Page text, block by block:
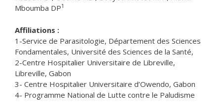
Mboumba DP1
Affiliations :
1-Service de Parasitologie, Département des Sciences
Fondamentales, Université des Sciences de la Santé,
2-Centre Hospitalier Universitaire de Libreville,
Libreville, Gabon
3- Centre Hospitalier Universitaire d’Owendo, Gabon
4- Programme National de Lutte contre le Paludisme